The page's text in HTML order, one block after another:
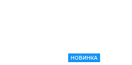
НОВИНКА